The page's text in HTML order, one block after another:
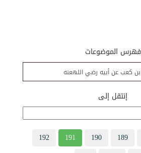
فهرس الموضوعات
إنتقل إلى
189
190
191
192